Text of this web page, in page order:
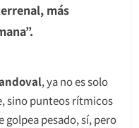
más
, ya no es solo
sino punteos rítmicos
golpea pesado, sí, pero